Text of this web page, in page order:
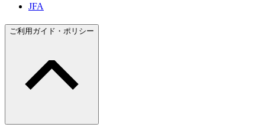
JFA
ご利用ガイド・ポリシー